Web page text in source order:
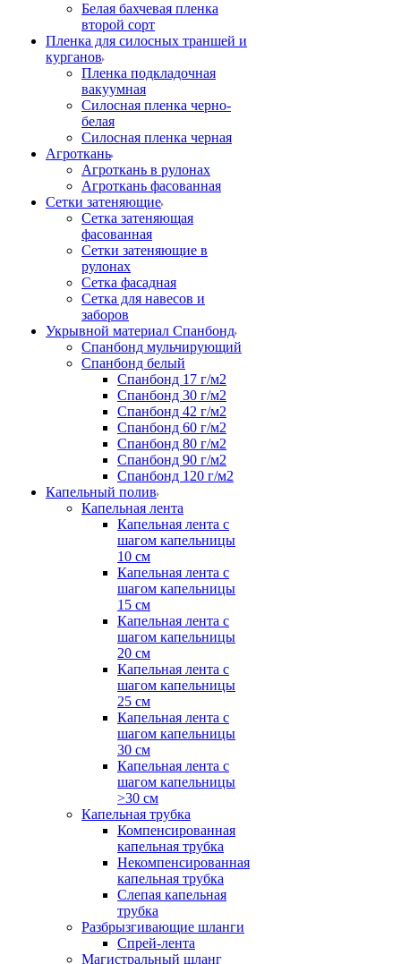
Белая бахчевая пленка
второй сорт
Пленка для силосных траншей и
курганов
Пленка подкладочная
вакуумная
Силосная пленка черно-
белая
Силосная пленка черная
Агроткань
Агроткань в рулонах
Агроткань фасованная
Сетки затеняющие
Сетка затеняющая
фасованная
Сетки затеняющие в
рулонах
Сетка фасадная
Сетка для навесов и
заборов
Укрывной материал Спанбонд
Спанбонд мульчирующий
Спанбонд белый
Спанбонд 17 г/м2
Спанбонд 30 г/м2
Спанбонд 42 г/м2
Спанбонд 60 г/м2
Спанбонд 80 г/м2
Спанбонд 90 г/м2
Спанбонд 120 г/м2
Капельный полив
Капельная лента
Капельная лента с
шагом капельницы
10 см
Капельная лента с
шагом капельницы
15 см
Капельная лента с
шагом капельницы
20 см
Капельная лента с
шагом капельницы
25 см
Капельная лента с
шагом капельницы
30 см
Капельная лента с
шагом капельницы
>30 см
Капельная трубка
Компенсированная
капельная трубка
Некомпенсированная
капельная трубка
Слепая капельная
трубка
Разбрызгивающие шланги
Спрей-лента
Магистральный шланг